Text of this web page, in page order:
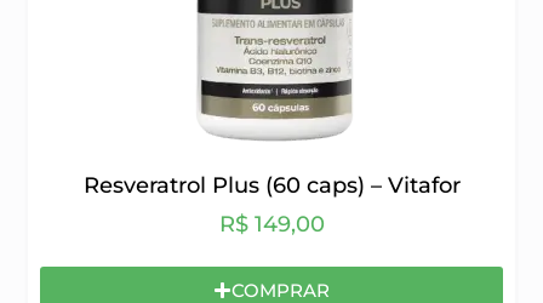
Resveratrol Plus (60 caps) – Vitafor
R$149,00
COMPRAR